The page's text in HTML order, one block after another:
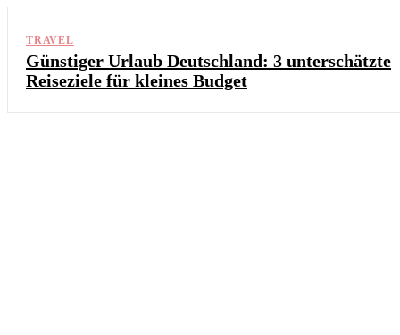
TRAVEL
Günstiger Urlaub Deutschland: 3 unterschätzte
Reiseziele für kleines Budget